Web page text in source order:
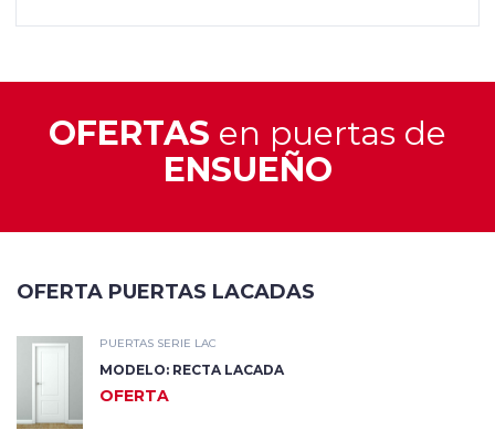
OFERTAS en puertas de
ENSUEÑO
OFERTA PUERTAS LACADAS
PUERTAS SERIE LAC
MODELO: RECTA LACADA
OFERTA